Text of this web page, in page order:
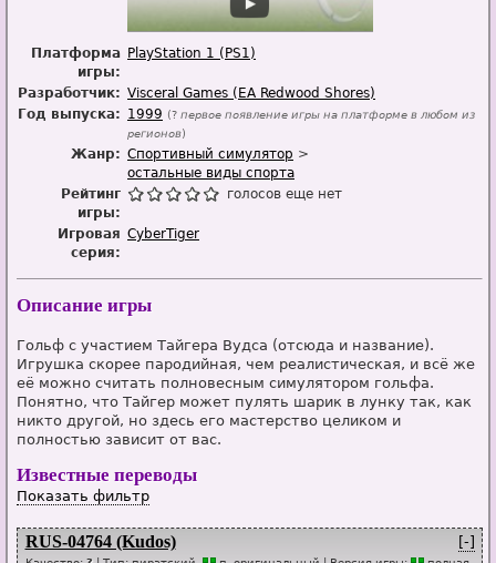
Платформа
игры:
PlayStation 1 (PS1)
Разработчик: Visceral Games (EA Redwood Shores)
Год выпуска: 1999 (? первое появление игры на платформе в любом из
регионов)
Жанр: Спортивный симулятор
остальные виды спорта
Рейтинг
игры:
голосов еще нет
Игровая
серия:
CyberTiger
Описание игры
Гольф с участием Тайгера Вудса (отсюда и название).
Игрушка скорее пародийная, чем реалистическая, и всё же
её можно считать полновесным симулятором гольфа.
Понятно, что Тайгер может пулять шарик в лунку так, как
никто другой, но здесь его мастерство целиком и
полностью зависит от вас.
Известные переводы
Показать фильтр
[-]
RUS-04764 (Kudos)